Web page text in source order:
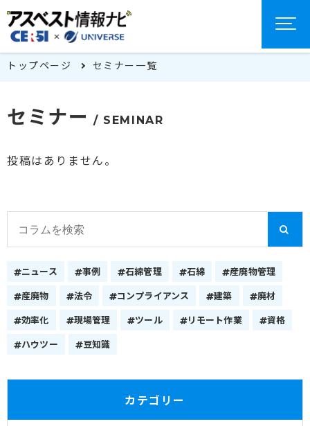
トップページ セミナー一覧
セミナー / SEMINAR
投稿はありません。
ニュース 事例 石綿管理 石綿
産廃物管理
産廃物
法令 コンプライアンス 建築
廃材
効率化
現場管理 ツール リモート作業
資格
ハウツー
豆知識
カテゴリー